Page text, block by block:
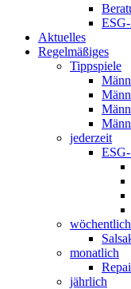
Aktuelles
Regelmäßiges
Tippspiele
jederzeit
wöchentlich
monatlich
jährlich